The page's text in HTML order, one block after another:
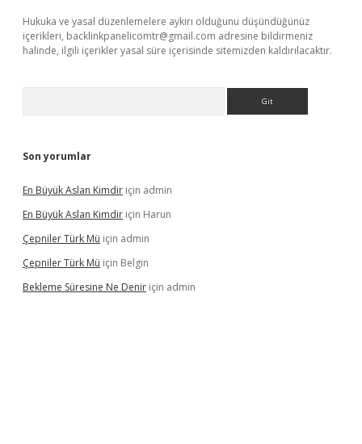
Hukuka ve yasal düzenlemelere aykırı olduğunu düşündüğünüz
içerikleri, backlinkpanelicomtr@gmail.com adresine bildirmeniz
halinde, ilgili içerikler yasal süre içerisinde sitemizden kaldırılacaktır.
Son yorumlar
En Büyük Aslan Kimdir için admin
En Büyük Aslan Kimdir için Harun
Çepniler Türk Mü için admin
Çepniler Türk Mü için Belgin
Bekleme Süresine Ne Denir için admin